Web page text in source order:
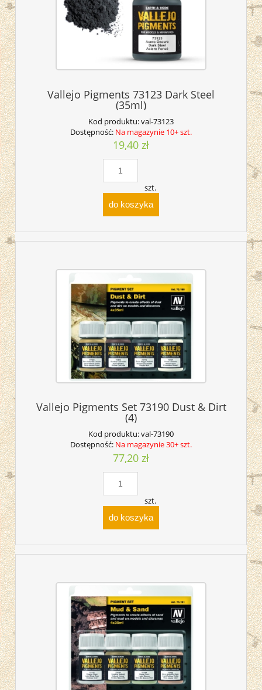
Vallejo Pigments 73123 Dark Steel
(35ml)
Kod produktu:val-73123
Dostępność: Na magazynie 10+ szt.
19,40 zł
szt.
do koszyka
Vallejo Pigments Set 73190 Dust & Dirt
(4)
Kod produktu:val-73190
Dostępność: Na magazynie 30+ szt.
77,20 zł
szt.
do koszyka